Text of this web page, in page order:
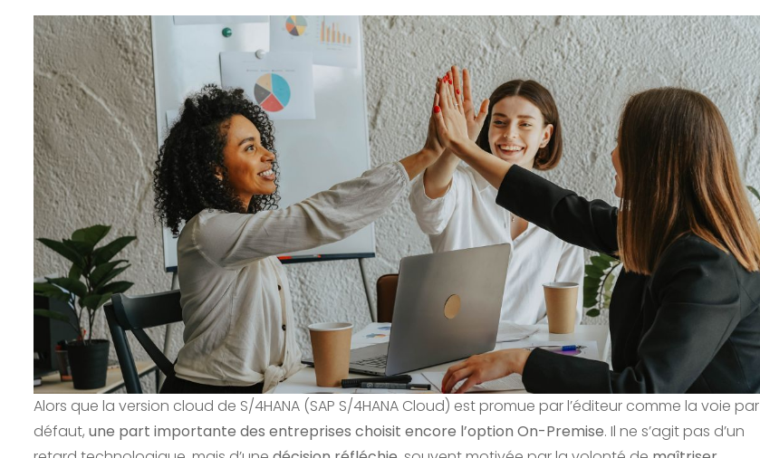
Alors que la version cloud de S/4HANA (SAP S/4HANA Cloud) est promue par l’éditeur comme la voie par
défaut, une part importante des entreprises choisit encore l’option On-Premise. Il ne s’agit pas d’un